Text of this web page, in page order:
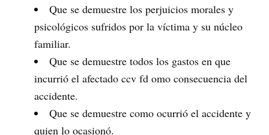
Que se demuestre los perjuicios morales y
psicológicos sufridos por la víctima y su núcleo
familiar.
Que se demuestre todos los gastos en que
incurrió el afectado ccv fd omo consecuencia del
accidente.
Que se demuestre como ocurrió el accidente y
quien lo ocasionó.